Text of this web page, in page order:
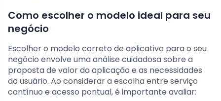
Como escolher o modelo ideal para seu
negócio
Escolher o modelo correto de aplicativo para o seu
negócio envolve uma análise cuidadosa sobre a
proposta de valor da aplicação e as necessidades
do usuário. Ao considerar a escolha entre serviço
contínuo e acesso pontual, é importante avaliar: